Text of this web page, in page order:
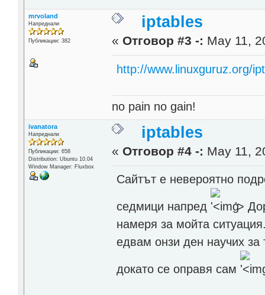
mrvoland
Напреднали
Публикации: 382
iptables
« Отговор #3 -: May 11,
http://www.linuxguruz.org/
no pain no gain!
ivanatora
Напреднали
Публикации: 658
Distribution: Ubuntu 10.04
Window Manager: Fluxbox
iptables
« Отговор #4 -: May 11,
Сайтът е невероятно
седмици напред '>
намеря за мойта
едвам онзи ден научих
докато се оправя сам